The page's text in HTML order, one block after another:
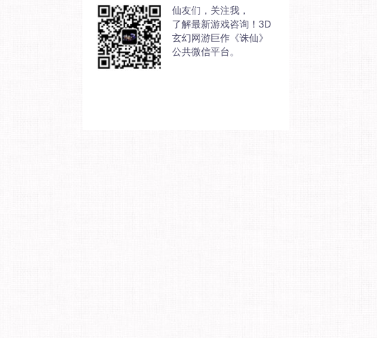
仙友们，关注我，
了解最新游戏咨询！3D
玄幻网游巨作《诛仙》
公共微信平台。